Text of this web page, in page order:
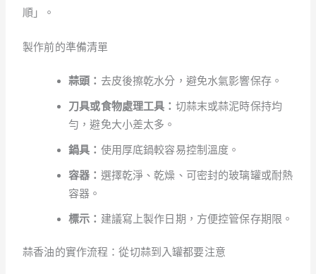
順」。
製作前的準備清單
蒜頭： 去皮後擦乾水分，避免水氣影響保存。
刀具或食物處理工具： 切蒜末或蒜泥時保持均
勻，避免大小差太多。
鍋具： 使用厚底鍋較容易控制溫度。
容器： 選擇乾淨、乾燥、可密封的玻璃罐或耐熱
容器。
標示： 建議寫上製作日期，方便控管保存期限。
蒜香油的實作流程：從切蒜到入罐都要注意